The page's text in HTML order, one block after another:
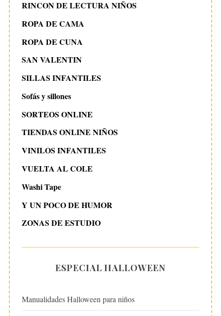
RINCON DE LECTURA NIÑOS
ROPA DE CAMA
ROPA DE CUNA
SAN VALENTIN
SILLAS INFANTILES
Sofás y sillones
SORTEOS ONLINE
TIENDAS ONLINE NIÑOS
VINILOS INFANTILES
VUELTA AL COLE
Washi Tape
Y UN POCO DE HUMOR
ZONAS DE ESTUDIO
ESPECIAL HALLOWEEN
Manualidades Halloween para niños